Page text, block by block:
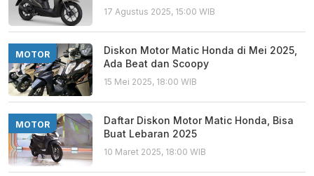
17 Agustus 2025, 15:00 WIB
MOTOR
Diskon Motor Matic Honda di Mei 2025,
Ada Beat dan Scoopy
15 Mei 2025, 18:00 WIB
MOTOR
Daftar Diskon Motor Matic Honda, Bisa
Buat Lebaran 2025
10 Maret 2025, 18:00 WIB